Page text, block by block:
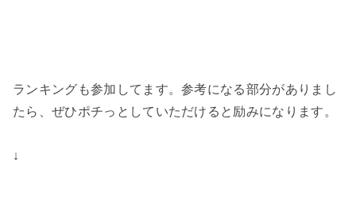
ランキングも参加してます。参考になる部分がありまし
たら、ぜひポチっとしていただけると励みになります。
↓